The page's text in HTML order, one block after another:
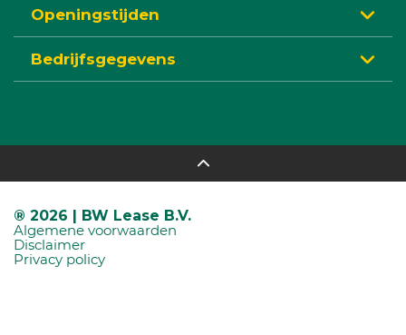
Openingstijden
Bedrijfsgegevens
® 2026 | BW Lease B.V.
Algemene voorwaarden
Disclaimer
Privacy policy